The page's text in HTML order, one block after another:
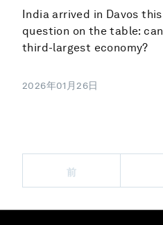
India arrived in Davos
question on the table:
third-largest economy?
2026年01月26日
前